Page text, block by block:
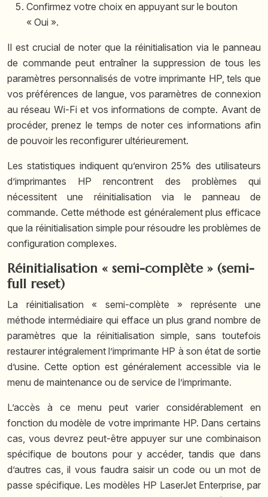
Confirmez votre choix en appuyant sur le bouton
« Oui ».
Il est crucial de noter que la réinitialisation via le panneau
de commande peut entraîner la suppression de tous les
paramètres personnalisés de votre imprimante HP, tels que
vos préférences de langue, vos paramètres de connexion
au réseau Wi-Fi et vos informations de compte. Avant de
procéder, prenez le temps de noter ces informations afin
de pouvoir les reconfigurer ultérieurement.
Les statistiques indiquent qu’environ 25% des utilisateurs
d’imprimantes HP rencontrent des problèmes qui
nécessitent une réinitialisation via le panneau de
commande. Cette méthode est généralement plus efficace
que la réinitialisation simple pour résoudre les problèmes de
configuration complexes.
Réinitialisation « semi-complète » (semi-
full reset)
La réinitialisation « semi-complète » représente une
méthode intermédiaire qui efface un plus grand nombre de
paramètres que la réinitialisation simple, sans toutefois
restaurer intégralement l’imprimante HP à son état de sortie
d’usine. Cette option est généralement accessible via le
menu de maintenance ou de service de l’imprimante.
L’accès à ce menu peut varier considérablement en
fonction du modèle de votre imprimante HP. Dans certains
cas, vous devrez peut-être appuyer sur une combinaison
spécifique de boutons pour y accéder, tandis que dans
d’autres cas, il vous faudra saisir un code ou un mot de
passe spécifique. Les modèles HP LaserJet Enterprise, par